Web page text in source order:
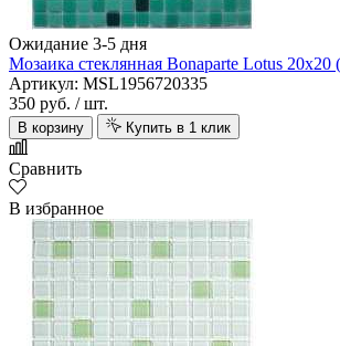
Ожидание 3-5 дня
Мозаика стеклянная Bonaparte Lotus
Артикул: MSL1956720335
350 руб. / шт.
В корзину Купить в 1 клик
Сравнить
В избранное